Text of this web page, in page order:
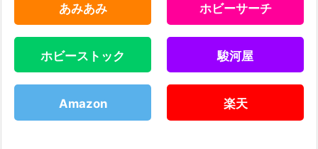
あみあみ ホビーサーチ
ホビーストック 駿河屋
Amazon 楽天